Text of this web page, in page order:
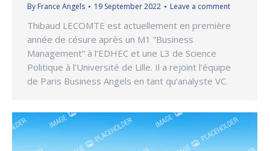
By France Angels 19 September 2022 Leave a comment
Thibaud LECOMTE est actuellement en première
année de césure après un M1 “Business
Management” à l’EDHEC et une L3 de Science
Politique à l’Université de Lille. Il a rejoint l’équipe
de Paris Business Angels en tant qu’analyste VC.